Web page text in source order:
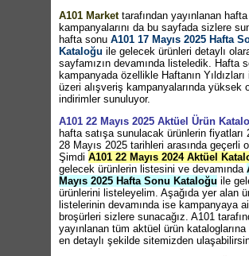
A101 Markettarafından yayınlanan
kampanyalarını da bu sayfada sizlere
hafta sonu A101 17 Mayıs 2025 Hafta
Kataloğu ile gelecek ürünleri detaylı
sayfamızın devamında listeledik. Hafta
kampanyada özellikle Haftanın
üzeri alışveriş kampanyalarında yüksek
indirimler sunuluyor.
A101 22 Mayıs 2025 Aktüel Ürün
hafta satışa sunulacak ürünlerin fiyatları
28 Mayıs 2025 tarihleri arasında geçerli
Şimdi A101 22 Mayıs 2024 Aktüel
gelecek ürünlerin listesini ve devamında
Mayıs 2025 Hafta Sonu Kataloğu ile
ürünlerini listeleyelim. Aşağıda yer alan
listelerinin devamında ise kampanyaya
broşürleri sizlere sunacağız. A101
yayınlanan tüm aktüel ürün
en detaylı şekilde sitemizden